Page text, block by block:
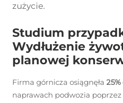
zużycie.
Studium
Wydłużenie
planowej
Firma górnicza osiągnęła
naprawach podwozia